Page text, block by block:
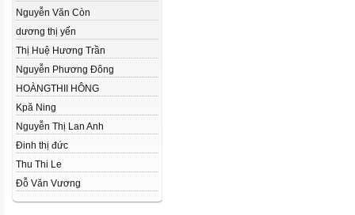
Nguyễn Văn Còn
dương thị yến
Thị Huệ Hương Trần
Nguyễn Phương Đông
HOÀNGTHII HÔNG
Kpă Ning
Nguyễn Thị Lan Anh
Đinh thị đức
Thu Thi Le
Đỗ Văn Vương